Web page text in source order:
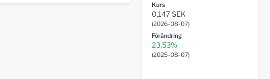
Kurs
0,147 SEK
(2026-08-07)
Förändring
23,53%
(2025-08-07)